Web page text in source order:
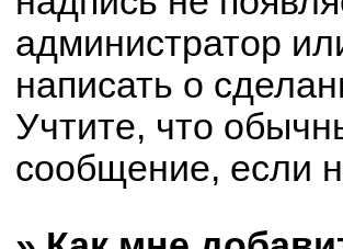
администратор
написать о
Учтите, что
сообщение, если